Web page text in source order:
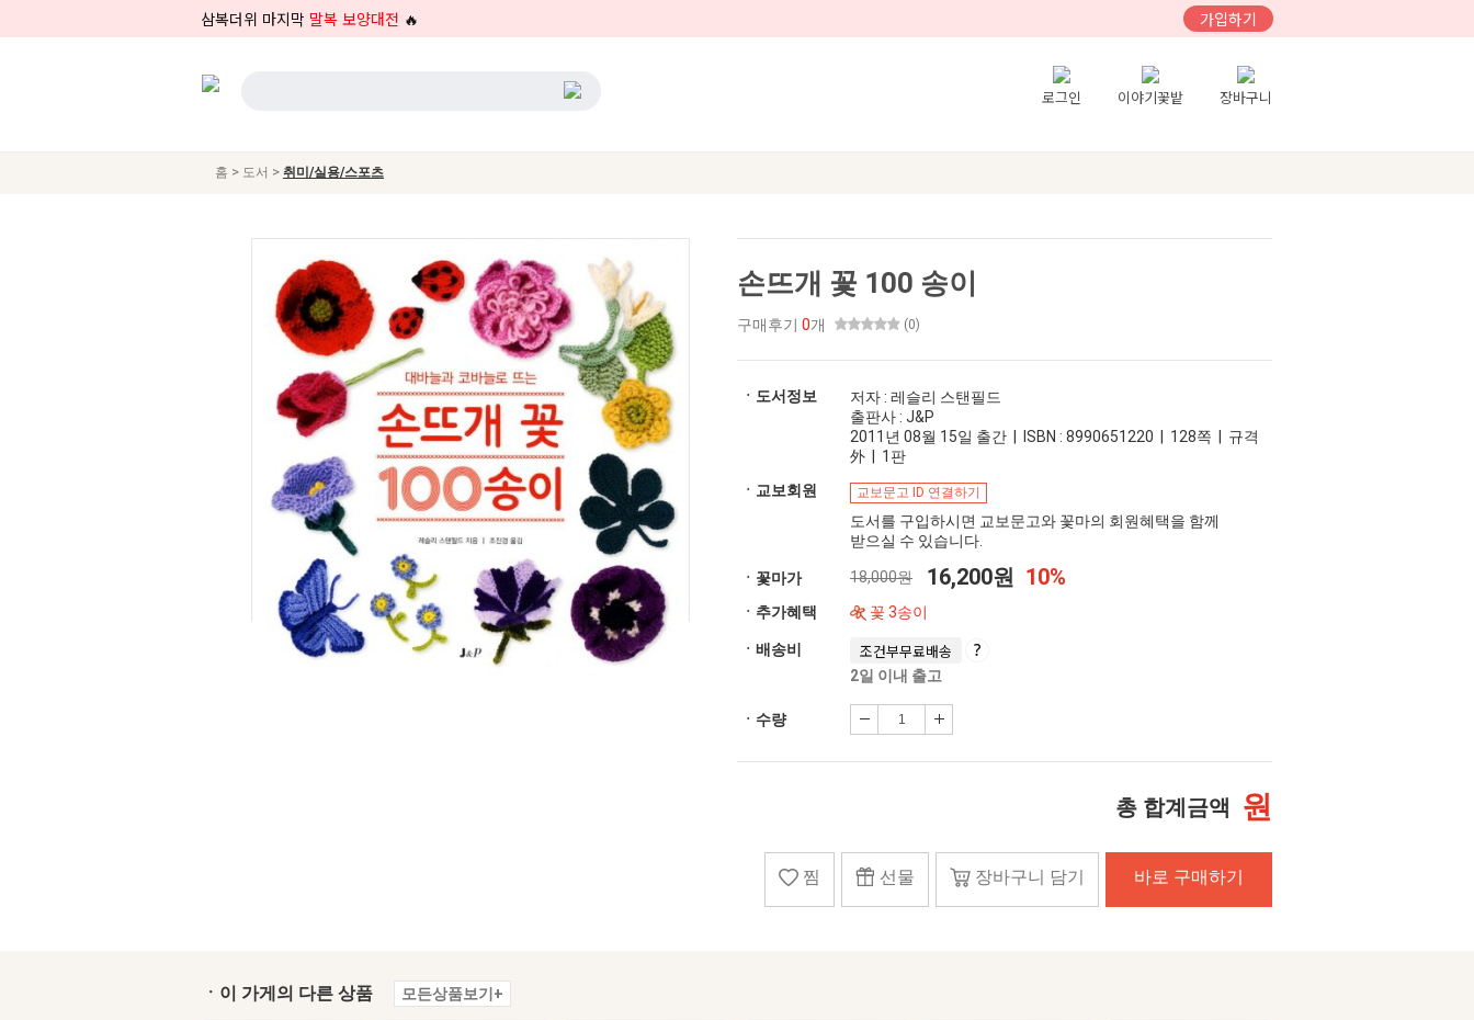
삼복더위 마지막 말복 보양대전 🔥 가입하기
로그인 이야기꽃밭 장바구니
홈 > 도서 > 취미/실용/스포츠
손뜨개 꽃 100 송이
구매후기 0개 (0)
ㆍ도서정보
저자 : 레슬리 스탠필드
출판사 : J&P
2011년 08월 15일 출간 | ISBN : 8990651220 | 128쪽 | 규격
外 | 1판
ㆍ교보회원
교보문고 ID 연결하기
도서를 구입하시면 교보문고와 꽃마의 회원혜택을 함께
받으실 수 있습니다.
ㆍ꽃마가 18,000원 16,200원 10%
ㆍ추가혜택 꽃 3송이
ㆍ배송비 조건부무료배송
2일 이내 출고
ㆍ수량
총 합계금액 원
찜 선물 장바구니 담기 바로 구매하기
ㆍ이 가게의 다른 상품 모든상품보기+